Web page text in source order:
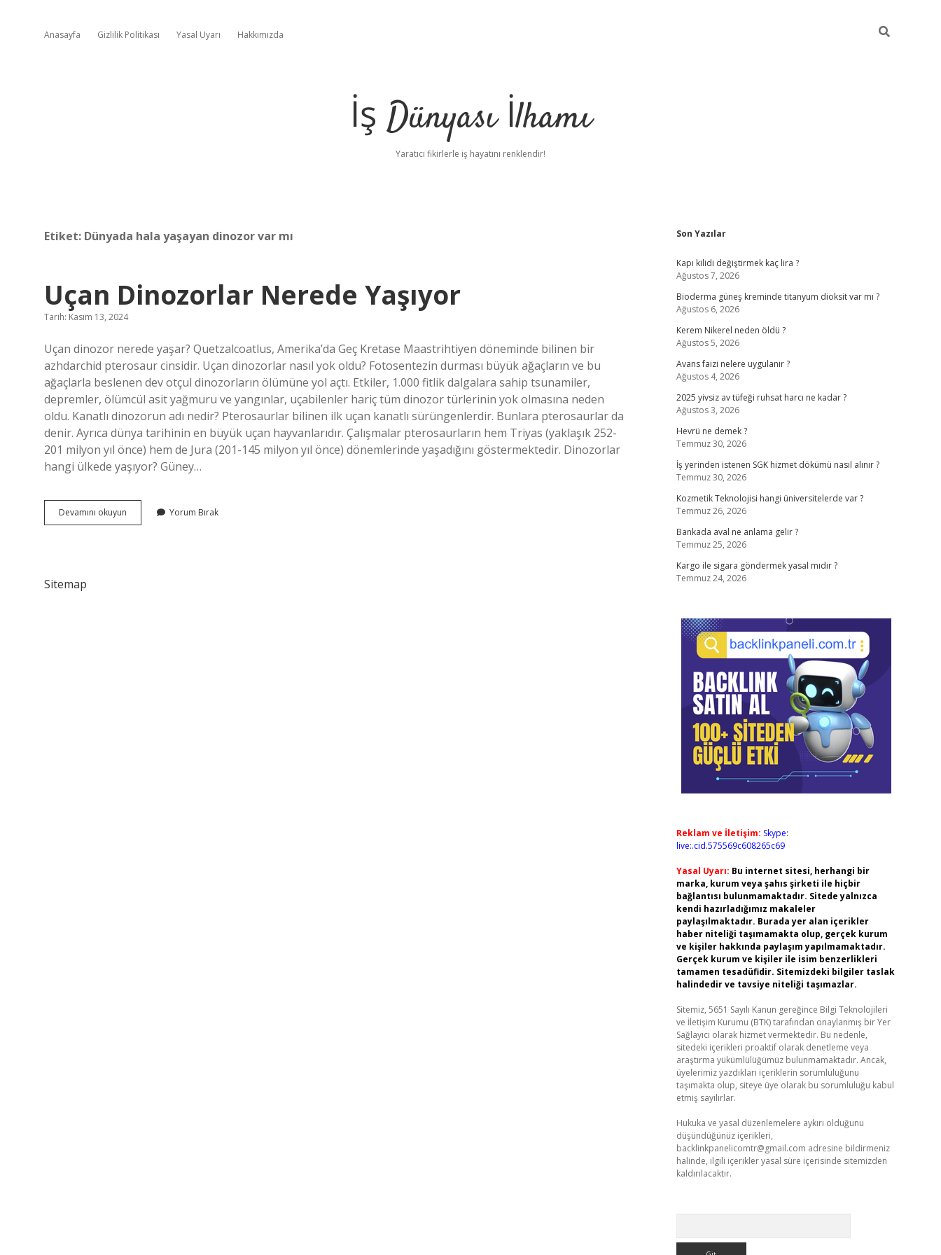
Anasayfa Gizlilik Politikası Yasal Uyarı Hakkımızda
İş Dünyası İlhamı
Yaratıcı fikirlerle iş hayatını renklendir!
Etiket: Dünyada hala yaşayan dinozor var mı
Uçan Dinozorlar Nerede Yaşıyor
Tarih: Kasım 13, 2024
Uçan dinozor nerede yaşar? Quetzalcoatlus, Amerika’da Geç Kretase Maastrihtiyen döneminde bilinen bir
azhdarchid pterosaur cinsidir. Uçan dinozorlar nasıl yok oldu? Fotosentezin durması büyük ağaçların ve bu
ağaçlarla beslenen dev otçul dinozorların ölümüne yol açtı. Etkiler, 1.000 fitlik dalgalara sahip tsunamiler,
depremler, ölümcül asit yağmuru ve yangınlar, uçabilenler hariç tüm dinozor türlerinin yok olmasına neden
oldu. Kanatlı dinozorun adı nedir? Pterosaurlar bilinen ilk uçan kanatlı sürüngenlerdir. Bunlara pterosaurlar da
denir. Ayrıca dünya tarihinin en büyük uçan hayvanlarıdır. Çalışmalar pterosaurların hem Triyas (yaklaşık 252-
201 milyon yıl önce) hem de Jura (201-145 milyon yıl önce) dönemlerinde yaşadığını göstermektedir. Dinozorlar
hangi ülkede yaşıyor? Güney…
Devamını okuyun
Dinozorlar
Yorum Bırak
Sitemap
Sidebar
Son Yazılar
Kapı kilidi değiştirmek kaç lira ?
Ağustos 7, 2026
Bioderma güneş kreminde titanyum dioksit var mı ?
Ağustos 6, 2026
Kerem Nikerel neden öldü ?
Ağustos 5, 2026
Avans faizi nelere uygulanır ?
Ağustos 4, 2026
2025 yivsiz av tüfeği ruhsat harcı ne kadar ?
Ağustos 3, 2026
Hevrü ne demek ?
Temmuz 30, 2026
İş yerinden istenen SGK hizmet dökümü nasıl alınır ?
Temmuz 30, 2026
Kozmetik Teknolojisi hangi üniversitelerde var ?
Temmuz 26, 2026
Bankada aval ne anlama gelir ?
Temmuz 25, 2026
Kargo ile sigara göndermek yasal mıdır ?
Temmuz 24, 2026
Reklam ve İletişim: Skype:
live:.cid.575569c608265c69
Yasal Uyarı: Bu internet sitesi, herhangi bir
marka, kurum veya şahıs şirketi ile hiçbir
bağlantısı bulunmamaktadır. Sitede yalnızca
kendi hazırladığımız makaleler
paylaşılmaktadır. Burada yer alan içerikler
haber niteliği taşımamakta olup, gerçek kurum
ve kişiler hakkında paylaşım yapılmamaktadır.
Gerçek kurum ve kişiler ile isim benzerlikleri
tamamen tesadüfidir. Sitemizdeki bilgiler taslak
halindedir ve tavsiye niteliği taşımazlar.
Sitemiz, 5651 Sayılı Kanun gereğince Bilgi Teknolojileri
ve İletişim Kurumu (BTK) tarafından onaylanmış bir Yer
Sağlayıcı olarak hizmet vermektedir. Bu nedenle,
sitedeki içerikleri proaktif olarak denetleme veya
araştırma yükümlülüğümüz bulunmamaktadır. Ancak,
üyelerimiz yazdıkları içeriklerin sorumluluğunu
taşımakta olup, siteye üye olarak bu sorumluluğu kabul
etmiş sayılırlar.
Hukuka ve yasal düzenlemelere aykırı olduğunu
düşündüğünüz içerikleri,
backlinkpanelicomtr@gmail.com adresine bildirmeniz
halinde, ilgili içerikler yasal süre içerisinde sitemizden
kaldırılacaktır.